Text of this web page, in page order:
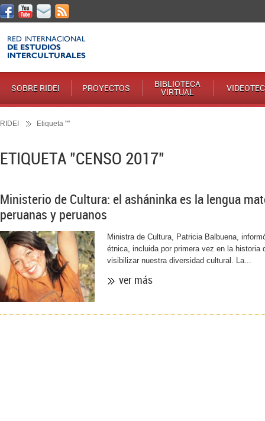
SOBRE RIDEI PROYECTOS BIBLIOTECA
VIRTUAL
RIDEI Etiqueta ""
ETIQUETA "CENSO 2017"
Ministerio de Cultura: el asháninka es la lengua
peruanas y peruanos
Ministra de Cultura, Patricia Balbuena,
étnica, incluida por primera vez en la historia
visibilizar nuestra diversidad cultural. La...
ver más